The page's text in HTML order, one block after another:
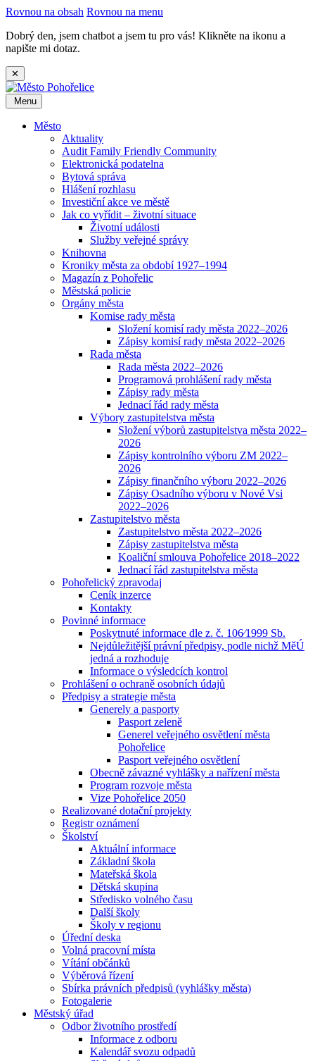
Rovnou na obsah Rovnou na menu
Dobrý den, jsem chatbot a jsem tu pro vás! Klikněte na ikonu a
napište mi dotaz.
✕
Menu
Město
Aktuality
Audit Family Friendly Community
Elektronická podatelna
Bytová správa
Hlášení rozhlasu
Investiční akce ve městě
Jak co vyřídit – životní situace
Životní události
Služby veřejné správy
Knihovna
Kroniky města za období 1927–1994
Magazín z Pohořelic
Městská policie
Orgány města
Komise rady města
Složení komisí rady města 2022–2026
Zápisy komisí rady města 2022–2026
Rada města
Rada města 2022–2026
Programová prohlášení rady města
Zápisy rady města
Jednací řád rady města
Výbory zastupitelstva města
Složení výborů zastupitelstva města 2022–
2026
Zápisy kontrolního výboru ZM 2022–
2026
Zápisy finančního výboru 2022–2026
Zápisy Osadního výboru v Nové Vsi
2022–2026
Zastupitelstvo města
Zastupitelstvo města 2022–2026
Zápisy zastupitelstva města
Koaliční smlouva Pohořelice 2018–2022
Jednací řád zastupitelstva města
Pohořelický zpravodaj
Ceník inzerce
Kontakty
Povinné informace
Poskytnuté informace dle z. č. 106⁄1999 Sb.
Nejdůležitější právní předpisy, podle nichž MěÚ
jedná a rozhoduje
Informace o výsledcích kontrol
Prohlášení o ochraně osobních údajů
Předpisy a strategie města
Generely a pasporty
Pasport zeleně
Generel veřejného osvětlení města
Pohořelice
Pasport veřejného osvětlení
Obecně závazné vyhlášky a nařízení města
Program rozvoje města
Vize Pohořelice 2050
Realizované dotační projekty
Registr oznámení
Školství
Aktuální informace
Základní škola
Mateřská škola
Dětská skupina
Středisko volného času
Další školy
Školy v regionu
Úřední deska
Volná pracovní místa
Vítání občánků
Výběrová řízení
Sbírka právních předpisů (vyhlášky města)
Fotogalerie
Městský úřad
Odbor životního prostředí
Informace z odboru
Kalendář svozu odpadů